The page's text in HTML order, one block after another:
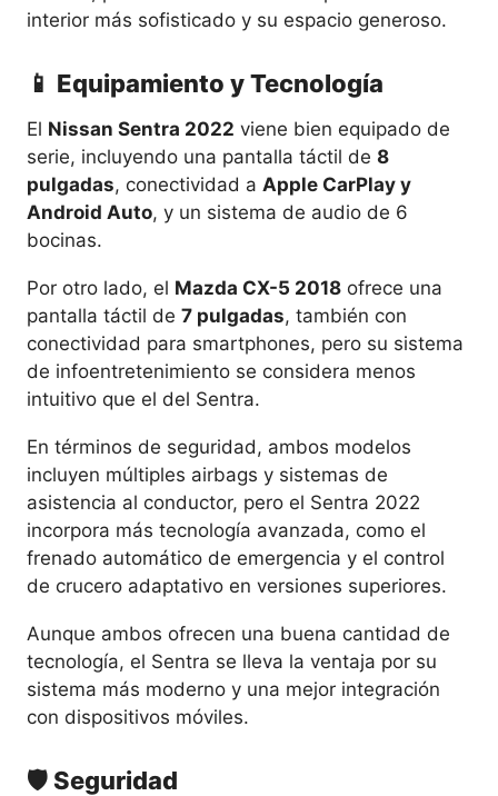
interior más sofisticado y su espacio generoso.
📱 Equipamiento y Tecnología
El Nissan Sentra 2022 viene bien equipado de
serie, incluyendo una pantalla táctil de 8
pulgadas, conectividad a Apple CarPlay y
Android Auto, y un sistema de audio de 6
bocinas.
Por otro lado, el Mazda CX-5 2018 ofrece una
pantalla táctil de 7 pulgadas, también con
conectividad para smartphones, pero su sistema
de infoentretenimiento se considera menos
intuitivo que el del Sentra.
En términos de seguridad, ambos modelos
incluyen múltiples airbags y sistemas de
asistencia al conductor, pero el Sentra 2022
incorpora más tecnología avanzada, como el
frenado automático de emergencia y el control
de crucero adaptativo en versiones superiores.
Aunque ambos ofrecen una buena cantidad de
tecnología, el Sentra se lleva la ventaja por su
sistema más moderno y una mejor integración
con dispositivos móviles.
🛡️ Seguridad